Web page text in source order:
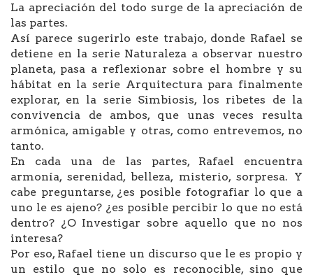
La apreciación del todo surge de la apreciación de
las partes.
Así parece sugerirlo este trabajo, donde Rafael se
detiene en la serie Naturaleza a observar nuestro
planeta, pasa a reflexionar sobre el hombre y su
hábitat en la serie Arquitectura para finalmente
explorar, en la serie Simbiosis, los ribetes de la
convivencia de ambos, que unas veces resulta
armónica, amigable y otras, como entrevemos, no
tanto.
En cada una de las partes, Rafael encuentra
armonía, serenidad, belleza, misterio, sorpresa. Y
cabe preguntarse, ¿es posible fotografiar lo que a
uno le es ajeno? ¿es posible percibir lo que no está
dentro? ¿O Investigar sobre aquello que no nos
interesa?
Por eso, Rafael tiene un discurso que le es propio y
un estilo que no solo es reconocible, sino que